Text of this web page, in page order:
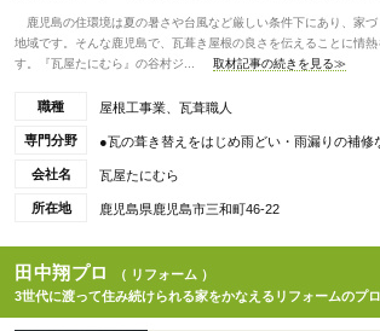
鹿児島の住環境は夏の暑さや台風など厳しい条件下にあり、家
地域です。そんな鹿児島で、瓦葺き屋根の良さを伝えることに情
す。『瓦屋たにむら』の谷村ジ...
取材記事の続きを見る≫
職種 屋根工事業、瓦葺職人
専門分野 ●瓦の葺き替えをはじめ雨どい・雨漏りの補修
会社名 瓦屋たにむら
所在地 鹿児島県鹿児島市三和町46-22
田中翔プロ
（ リフォーム ）
3世代に渡って住み続けられる家をかなえるリフォームのプロ